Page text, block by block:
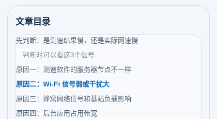
文章目录
先判断：是测速结果慢，还是实际网速慢
判断时可以看这3个信号
原因一：测速软件的服务器节点不一样
原因二：Wi-Fi 信号弱或干扰大
原因三：蜂窝网络信号和基站负载影响
原因四：后台应用占用带宽